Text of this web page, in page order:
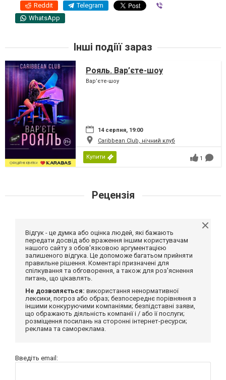
Reddit Telegram
WhatsApp
Інші подіїї зараз
Рояль. Вар’єте-шоу
Вар’єте-шоу
14 серпня, 19:00
Caribbean Club, нічний клуб
Купити 1
Рецензія
Відгук - це думка або оцінка людей, які бажають
передати досвід або враження іншим користувачам
нашого сайту з обов'язковою аргументацією
залишеного відгука. Це допоможе багатьом прийняти
правильне рішення. Коментарі призначені для
спілкування та обговорення, а також для роз'яснення
питань, що цікавлять.
Не дозволяється: використання ненормативної
лексики, погроз або образ; безпосереднє порівняння з
іншими конкуруючими компаніями; безпідставні заяви,
що ображають діяльність компанії і / або її послуги;
розміщення посилань на сторонні інтернет-ресурси;
реклама та самореклама.
Введіть email: